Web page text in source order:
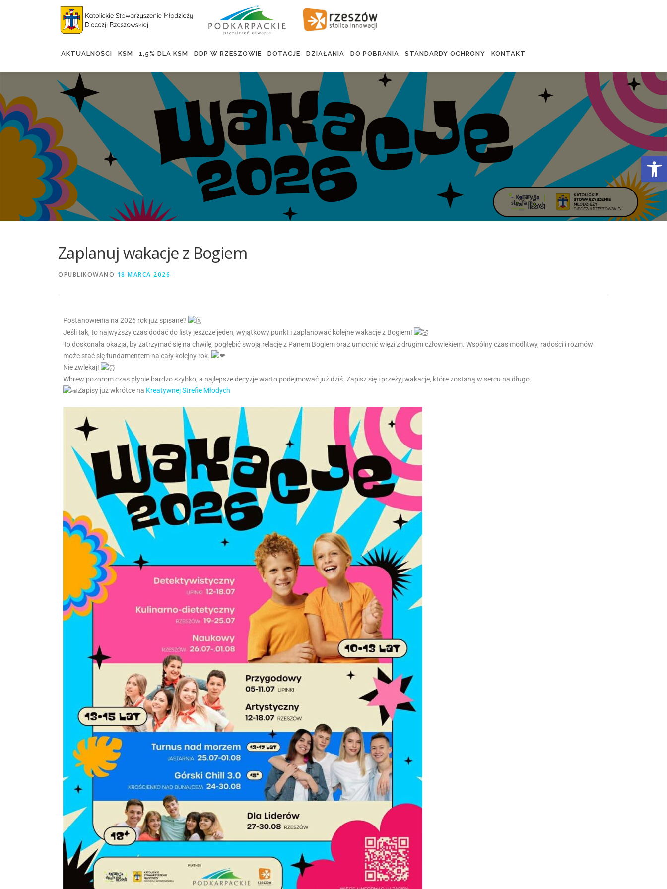
AKTUALNOŚCI KSM 1,5% DLA KSM DDP W RZESZOWIE DOTACJE DZIAŁANIA DO POBRANIA STANDARDY OCHRONY KONTAKT
Zaplanuj wakacje z Bogiem
OPUBLIKOWANO 18 MARCA 2026
Postanowienia na 2026 rok już spisane?
Jeśli tak, to najwyższy czas dodać do listy jeszcze jeden, wyjątkowy punkt i zaplanować kolejne wakacje z Bogiem!
To doskonała okazja, by zatrzymać się na chwilę, pogłębić swoją relację z Panem Bogiem oraz umocnić więzi z drugim człowiekiem. Wspólny czas modlitwy, radości i rozmów
może stać się fundamentem na cały kolejny rok.
Nie zwlekaj!
Wbrew pozorom czas płynie bardzo szybko, a najlepsze decyzje warto podejmować już dziś. Zapisz się i przeżyj wakacje, które zostaną w sercu na długo.
Zapisy już wkrótce na Kreatywnej Strefie Młodych